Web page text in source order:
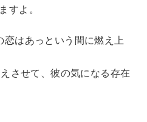
すよ。
はあっという間に燃え上
させて、彼の気になる存在